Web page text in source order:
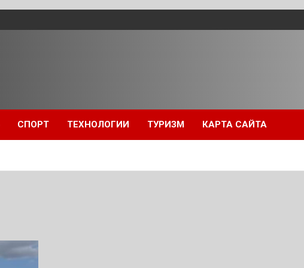
СПОРТ ТЕХНОЛОГИИ ТУРИЗМ КАРТА САЙТА